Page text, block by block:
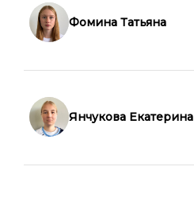
Фомина Татьяна
Янчукова Екатерина